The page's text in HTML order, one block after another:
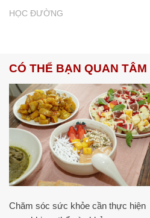
HỌC ĐƯỜNG
CÓ THỂ BẠN QUAN TÂM
Chăm sóc sức khỏe cần thực hiện